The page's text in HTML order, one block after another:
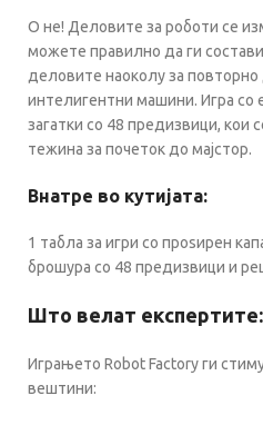
О не! Деловите за роботи се
можете правилно да ги
деловите наоколу за повторно
интелигентни машини. Игра со
загатки со 48 предизвици, кои
тежина за почеток до мајстор.
Внатре во кутијата:
1 табла за игри со проѕирен
брошура со 48 предизвици и
Што велат експертите:
Играњето Robot Factory ги
вештини: